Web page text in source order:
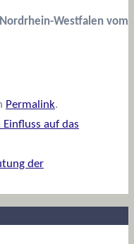
Westfalen vom
Permalink.
auf das
der